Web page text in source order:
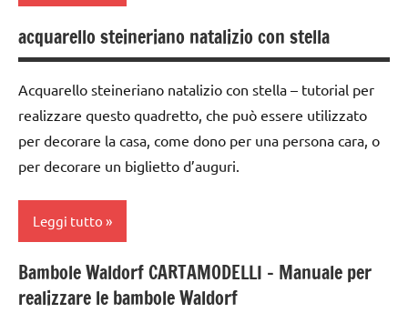
acquarello
IMMAGINE
arte
dai
6
anni
acquarello steineriano natalizio con stella
Acquarello steineriano natalizio con stella – tutorial per
realizzare questo quadretto, che può essere utilizzato
per decorare la casa, come dono per una persona cara, o
per decorare un biglietto d’auguri.
Leggi tutto
ARTE
IMMAGINE
Bambole Waldorf CARTAMODELLI – Manuale per
realizzare le bambole Waldorf